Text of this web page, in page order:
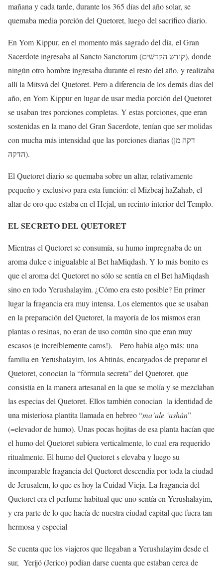
mañana y cada tarde, durante los 365 días del año solar, se
quemaba media porción del Quetoret, luego del sacrifico diario.
En Yom Kippur, en el momento más sagrado del día, el Gran
Sacerdote ingresaba al Sancto Sanctorum (קודש הקדשים), donde
ningún otro hombre ingresaba durante el resto del año, y realizaba
allí la Mitsvá del Quetoret. Pero a diferencia de los demás días del
año, en Yom Kippur en lugar de usar media porción del Quetoret
se usaban tres porciones completas. Y estas porciones, que eran
sostenidas en la mano del Gran Sacerdote, tenían que ser molidas
con mucha más intensidad que las porciones diarias (דקה מן
הדקה).
El Quetoret diario se quemaba sobre un altar, relativamente
pequeño y exclusivo para esta función: el Mizbeaj haZahab, el
altar de oro que estaba en el Hejal, un recinto interior del Templo.
EL SECRETO DEL QUETORET
Mientras el Quetoret se consumía, su humo impregnaba de un
aroma dulce e inigualable al Bet haMiqdash. Y lo más bonito es
que el aroma del Quetoret no sólo se sentía en el Bet haMiqdash
sino en todo Yerushalayim. ¿Cómo era esto posible? En primer
lugar la fragancia era muy intensa. Los elementos que se usaban
en la preparación del Quetoret, la mayoría de los mismos eran
plantas o resinas, no eran de uso común sino que eran muy
escasos (e increíblemente caros!). Pero había algo más: una
familia en Yerushalayim, los Abtinás, encargados de preparar el
Quetoret, conocían la “fórmula secreta” del Quetoret, que
consistía en la manera artesanal en la que se molía y se mezclaban
las especias del Quetoret. Ellos también conocian la identidad de
una misteriosa plantita llamada en hebreo “ma’ale ‘ashán”
(=elevador de humo). Unas pocas hojitas de esa planta hacían que
el humo del Quetoret subiera verticalmente, lo cual era requerido
ritualmente. El humo del Quetoret s elevaba y luego su
incomparable fragancia del Quetoret descendia por toda la ciudad
de Jerusalem, lo que es hoy la Cuidad Vieja. La fragancia del
Quetoret era el perfume habitual que uno sentía en Yerushalayim,
y era parte de lo que hacía de nuestra ciudad capital que fuera tan
hermosa y especial
Se cuenta que los viajeros que llegaban a Yerushalayim desde el
sur, Yerijó (Jerico) podían darse cuenta que estaban cerca de